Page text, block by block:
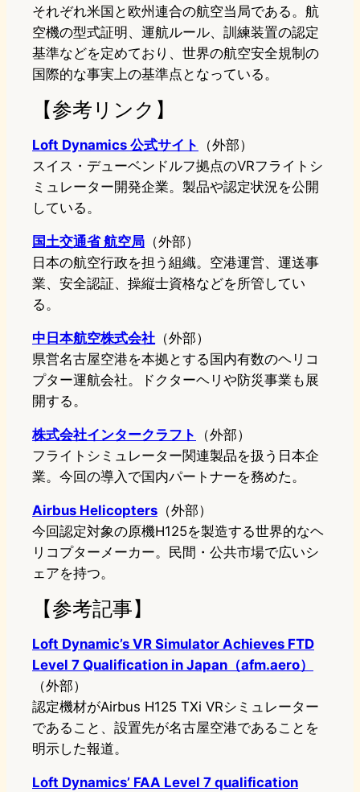
それぞれ米国と欧州連合の航空当局である。航
空機の型式証明、運航ルール、訓練装置の認定
基準などを定めており、世界の航空安全規制の
国際的な事実上の基準点となっている。
【参考リンク】
Loft Dynamics 公式サイト
（外部）
スイス・デューベンドルフ拠点のVRフライトシ
ミュレーター開発企業。製品や認定状況を公開
している。
国土交通省 航空局 （外部）
日本の航空行政を担う組織。空港運営、運送事
業、安全認証、操縦士資格などを所管してい
る。
中日本航空株式会社 （外部）
県営名古屋空港を本拠とする国内有数のヘリコ
プター運航会社。ドクターヘリや防災事業も展
開する。
株式会社インタークラフト
（外部）
フライトシミュレーター関連製品を扱う日本企
業。今回の導入で国内パートナーを務めた。
Airbus Helicopters （外部）
今回認定対象の原機H125を製造する世界的なヘ
リコプターメーカー。民間・公共市場で広いシ
ェアを持つ。
【参考記事】
Loft Dynamic’s VR Simulator Achieves FTD
Level 7 Qualification in Japan（afm.aero）
（外部）
認定機材がAirbus H125 TXi VRシミュレーター
であること、設置先が名古屋空港であることを
明示した報道。
Loft Dynamics’ FAA Level 7 qualification